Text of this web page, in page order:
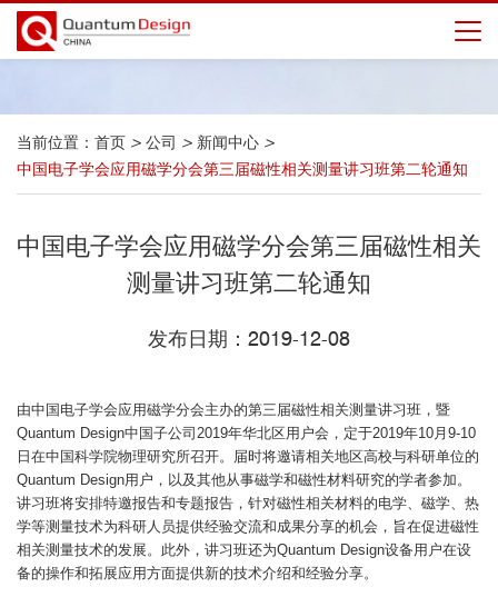
当前位置： 首页 > 公司 > 新闻中心 >
中国电子学会应用磁学分会第三届磁性相关测量讲习班第二轮通知
中国电子学会应用磁学分会第三届磁性相关
测量讲习班第二轮通知
发布日期：2019-12-08
由中国电子学会应用磁学分会主办的第三届磁性相关测量讲习班，暨
Quantum Design中国子公司2019年华北区用户会，定于2019年10月9-10
日在中国科学院物理研究所召开。届时将邀请相关地区高校与科研单位的
Quantum Design用户，以及其他从事磁学和磁性材料研究的学者参加。
讲习班将安排特邀报告和专题报告，针对磁性相关材料的电学、磁学、热
学等测量技术为科研人员提供经验交流和成果分享的机会，旨在促进磁性
相关测量技术的发展。此外，讲习班还为Quantum Design设备用户在设
备的操作和拓展应用方面提供新的技术介绍和经验分享。